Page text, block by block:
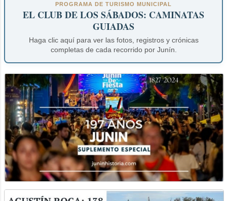
PROGRAMA DE TURISMO MUNICIPAL
EL CLUB DE LOS SÁBADOS: CAMINATAS
GUIADAS
Haga clic aquí para ver las fotos, registros y crónicas
completas de cada recorrido por Junín.